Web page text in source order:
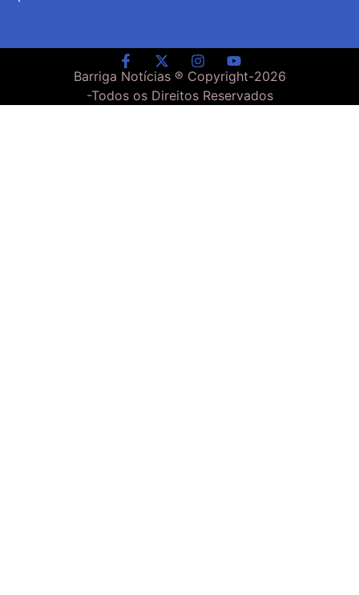
Barriga Notícias ® Copyright-2026
-Todos os Direitos Reservados